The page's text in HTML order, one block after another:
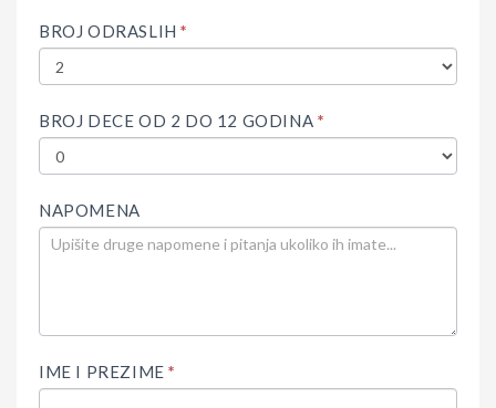
BROJ ODRASLIH*
BROJ DECE OD 2 DO 12 GODINA *
NAPOMENA
IME I PREZIME*